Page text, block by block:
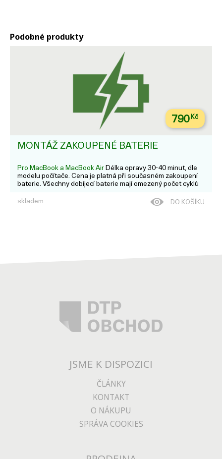
Podobné produkty
790Kč
MONTÁŽ ZAKOUPENÉ BATERIE
Pro MacBook a MacBook Air Délka opravy 30-40 minut, dle
modelu počítače. Cena je platná při současném zakoupení
baterie. Všechny dobíjecí baterie mají omezený počet cyklů
recyklovat.
skladem DO KOŠÍKU
JSME K DISPOZICI
ČLÁNKY
KONTAKT
O NÁKUPU
SPRÁVA COOKIES